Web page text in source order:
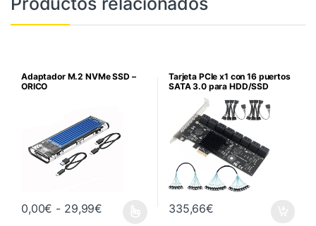
Adaptador M.2 NVMe SSD –
ORICO
0,00€ - 29,99€ Rango de precios: desde 0,00€ hasta
Este producto tiene múltiples variantes. Las opciones se
Tarjeta PCIe x1 con 16 puertos
SATA 3.0 para HDD/SSD
335,66€